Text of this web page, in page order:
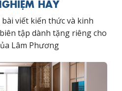
HAY
viết kiến thức và kinh
tập dành tặng riêng cho
Lâm Phương